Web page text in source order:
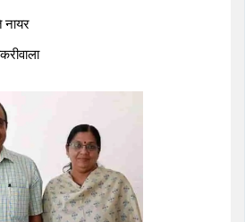
नायर